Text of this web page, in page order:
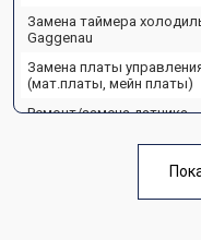
Замена таймера
Gaggenau
Замена платы
(мат.платы, мейн платы)
Ремонт/замена датчика